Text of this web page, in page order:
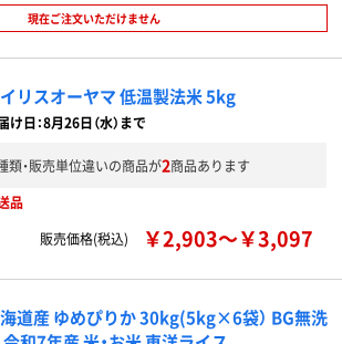
現在ご注文いただけません
リスオーヤマ 低温製法米 5kg
け日：8月26日（水）まで
類・販売単位違いの商品が2商品あります
品
販売価格(税込)
￥2,903～￥3,097
道産 ゆめぴりか 30kg(5kg×6袋） BG無洗